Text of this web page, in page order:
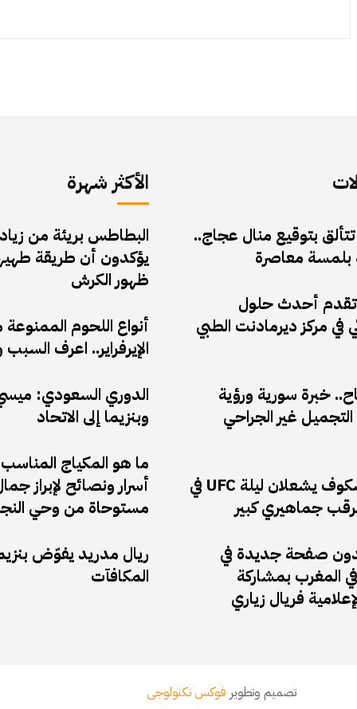
الأكثر شهرة
البطاطس بريئة من
يؤكدون أن طريقة
ظهور الكرش
أنواع اللحوم
الإيرفراير.. اعرف
الدوري السعودي: ميسي
وبنزيما إلى الاتحاد
ما هو المكياج
أسرار ونصائح لإبراز
مستوحاة من وحي
ريال مدريد يفوّض
المكافآت
بتوقيع منال عجاج..
بلمسة معاصرة
تقدم أحدث حلول
في مركز ديرمادنت الطبي
خبرة سورية ورؤية
غير الجراحي
أنكالايف وغوسكوف يشعلان ليلة UFC في
جماهيري كبير
صفحة جديدة في
المغرب بمشاركة
فريال زياري
تصميم وتطوير فوكس تكنولوجى